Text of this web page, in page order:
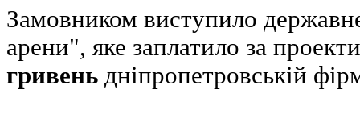
Замовником виступило
арени", яке заплатило за
гривень дніпропетровській